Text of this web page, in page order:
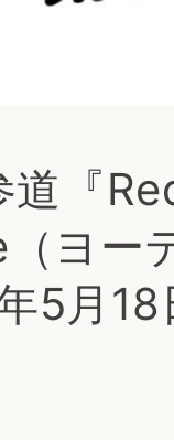
道『
ヨー
5月18